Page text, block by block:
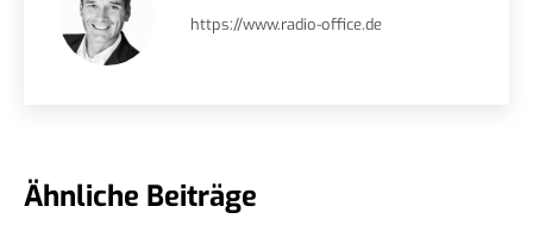
https://www.radio-office.de
Ähnliche Beiträge